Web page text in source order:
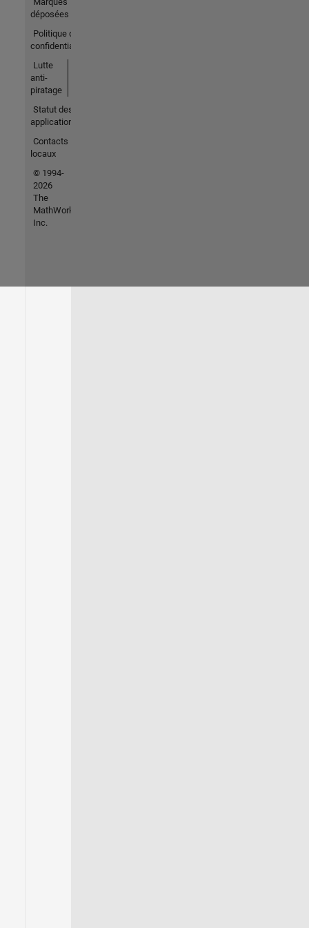
déposées
Politique de
confidentialité
Lutte
anti-
piratage
Statut des
applications
Contacts
locaux
© 1994-
2026
The
MathWorks,
Inc.